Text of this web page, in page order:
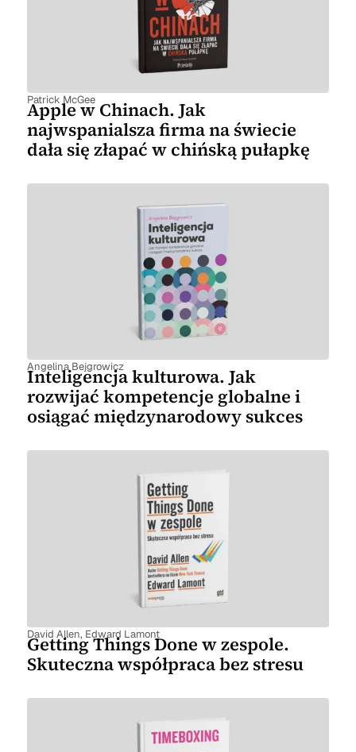
Patrick McGee
Apple w Chinach. Jak
najwspanialsza firma na świecie
dała się złapać w chińską pułapkę
Angelina Bejgrowicz
Inteligencja kulturowa. Jak
rozwijać kompetencje globalne i
osiągać międzynarodowy sukces
David Allen, Edward Lamont
Getting Things Done w zespole.
Skuteczna współpraca bez stresu